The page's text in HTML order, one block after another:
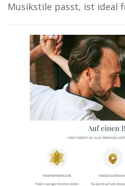
Musikstile passt, ist ideal